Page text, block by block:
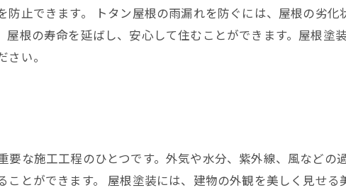
止できます。 トタン屋根の雨漏れを防ぐには、屋根の劣
根の寿命を延ばし、安心して住むことができます。屋根塗
い。
な施工工程のひとつです。外気や水分、紫外線、風などの
とができます。 屋根塗装には、建物の外観を美しく見せる